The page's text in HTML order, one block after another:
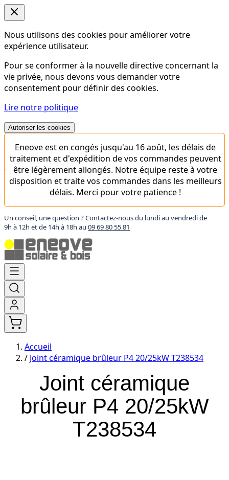
Nous utilisons des cookies pour améliorer votre
expérience utilisateur.
Pour se conformer à la nouvelle directive concernant la
vie privée, nous devons vous demander votre
consentement pour définir des cookies.
Lire notre politique
Autoriser les cookies
Eneove est en congés jusqu'au 16 août, les délais de
traitement et d'expédition de vos commandes peuvent
être légèrement allongés. Notre équipe reste à votre
disposition et traite vos commandes dans les meilleurs
délais. Merci pour votre patience !
Un conseil, une question ? Contactez-nous du lundi au vendredi de
9h à 12h et de 14h à 18h au 09 69 80 55 81
Aller
contenu
Accueil
/ Joint céramique brûleur P4 20/25kW T238534
Joint céramique
brûleur P4 20/25kW
T238534